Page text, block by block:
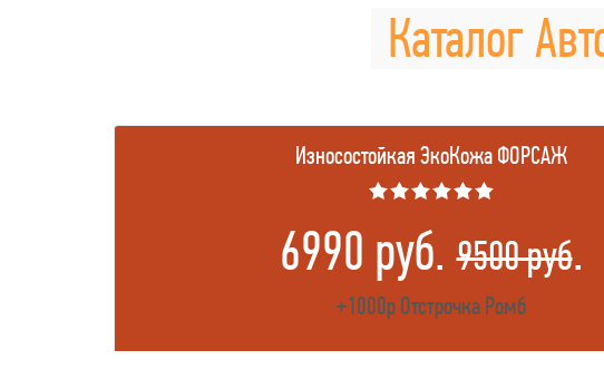
Каталог
Износостойкая ЭкоКожа ФОРСАЖ
★★★★★★
6990 руб.9500 руб.
+1000р Отстрочка Ромб